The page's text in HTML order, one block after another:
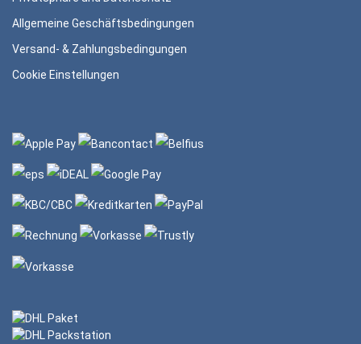
Allgemeine Geschäftsbedingungen
Versand- & Zahlungsbedingungen
Cookie Einstellungen